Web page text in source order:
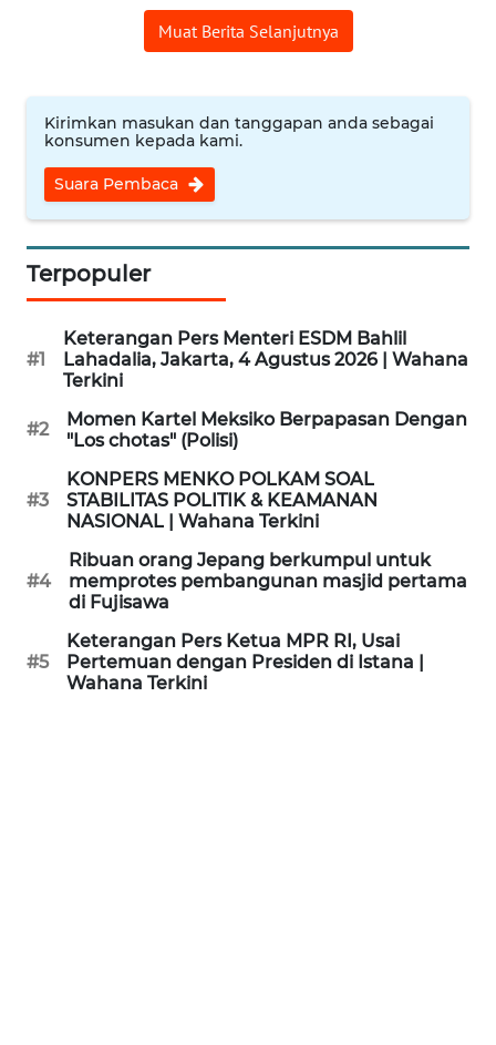
Muat Berita Selanjutnya
Kirimkan masukan dan tanggapan anda sebagai
konsumen kepada kami.
Suara Pembaca
Terpopuler
#1
Keterangan Pers Menteri ESDM Bahlil
Lahadalia, Jakarta, 4 Agustus 2026 | Wahana
Terkini
#2
Momen Kartel Meksiko Berpapasan Dengan
"Los chotas" (Polisi)
#3
KONPERS MENKO POLKAM SOAL
STABILITAS POLITIK & KEAMANAN
NASIONAL | Wahana Terkini
#4
Ribuan orang Jepang berkumpul untuk
memprotes pembangunan masjid pertama
di Fujisawa
#5
Keterangan Pers Ketua MPR RI, Usai
Pertemuan dengan Presiden di Istana |
Wahana Terkini
BINJAI
WN
CIREBON
WN
INDRAMAYU
WN
KUNINGAN
WN
MAJALENGKA
WN
SUBANG
WN
SUKABUMI
WN
PURWAKARTA